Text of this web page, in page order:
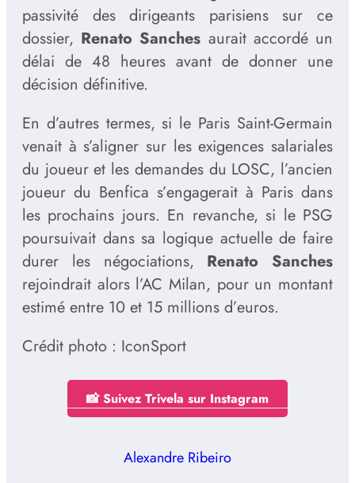
passivité des dirigeants parisiens sur ce
dossier, Renato Sanches aurait accordé un
délai de 48 heures avant de donner une
décision définitive.
En d’autres termes, si le Paris Saint-Germain
venait à s’aligner sur les exigences salariales
du joueur et les demandes du LOSC, l’ancien
joueur du Benfica s’engagerait à Paris dans
les prochains jours. En revanche, si le PSG
poursuivait dans sa logique actuelle de faire
durer les négociations, Renato Sanches
rejoindrait alors l’AC Milan, pour un montant
estimé entre 10 et 15 millions d’euros.
Crédit photo : IconSport
📸 Suivez Trivela sur Instagram
Alexandre Ribeiro